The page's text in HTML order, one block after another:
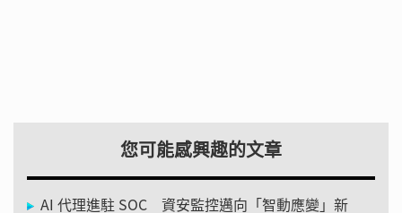
您可能感興趣的文章
AI 代理進駐 SOC 資安監控邁向「智動應變」新